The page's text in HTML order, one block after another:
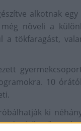
alkotnak egy
növeli a
a tökfaragást,
10
ki